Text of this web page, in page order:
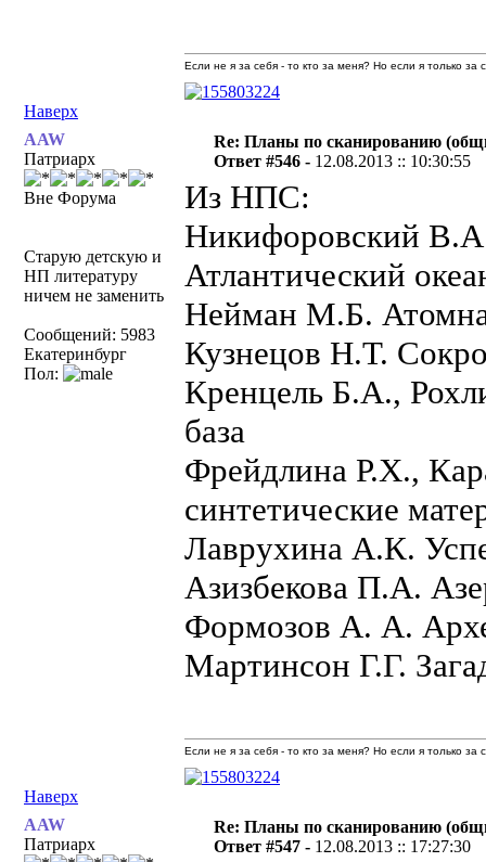
Наверх
Если не я за себя - то кто за меня? Но если я только
AAW
Патриарх
Вне Форума
Старую детскую и
НП литературу
ничем не заменить
Сообщений: 5983
Екатеринбург
Пол:
Re: Планы по сканированию
Ответ #546 - 12.08.2013 :: 10:30:55
Из НПС:
Никифоровский
Атлантический
Нейман М.Б.
Кузнецов Н.Т.
Кренцель Б.А.,
база
Фрейдлина Р.Х.,
синтетические
Лаврухина А.К.
Азизбекова П.А.
Формозов А. А.
Мартинсон Г.Г.
Наверх
Если не я за себя - то кто за меня? Но если я только
AAW
Патриарх
Re: Планы по сканированию
Ответ #547 - 12.08.2013 :: 17:27:30